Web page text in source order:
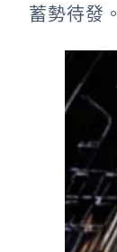
蓄勢待發。